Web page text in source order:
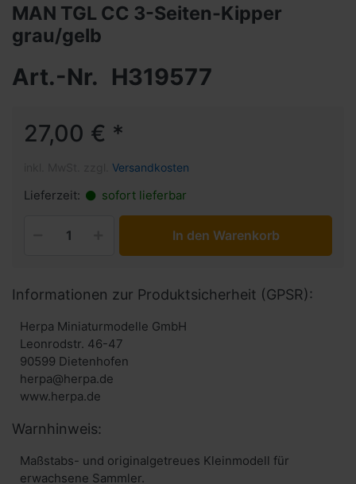
MAN TGL CC 3-Seiten-Kipper
grau/gelb
Art.-Nr. H319577
27,00 € *
Versandkosten
Lieferzeit: sofort lieferbar
In den Warenkorb
Informationen zur Produktsicherheit (GPSR):
Herpa Miniaturmodelle GmbH
Leonrodstr. 46-47
90599 Dietenhofen
herpa@herpa.de
www.herpa.de
Warnhinweis:
Maßstabs- und originalgetreues Kleinmodell für
erwachsene Sammler.